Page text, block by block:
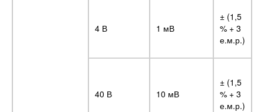
4 В 1 мВ
± (1,5
% + 3
е.м.р.)
40 В 10 мВ
± (1,5
% + 3
е.м.р.)